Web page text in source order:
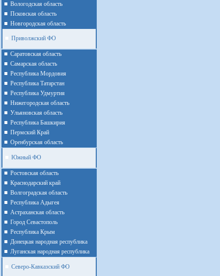
Вологодская область
Псковская область
Новгородская область
Приволжский ФО
Cаратовская область
Cамарская область
Республика Мордовия
Республика Татарстан
Республика Удмуртия
Нижегородская область
Ульяновская область
Республика Башкирия
Пермский Край
Оренбурская область
Южный ФО
Ростовская область
Краснодарский край
Волгоградская область
Республика Адыгея
Астраханская область
Город Севастополь
Республика Крым
Донецкая народная республика
Луганская народная республика
Северо-Кавказский ФО